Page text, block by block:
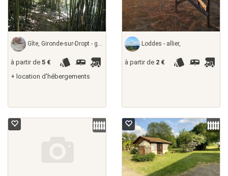
Gîte, Gironde-sur-Dropt - gironde, France
à partir de 5 €
+ location d'hébergements
Loddes - allier,
à partir de 2 €